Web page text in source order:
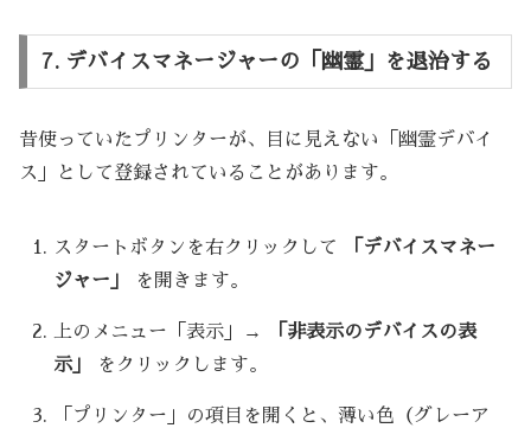
7. デバイスマネージャーの「幽霊」を退治する
昔使っていたプリンターが、目に見えない「幽霊デバイ
ス」として登録されていることがあります。
スタートボタンを右クリックして
「デバイスマネー
ジャー」
を開きます。
上のメニュー「表示」→
「非表示のデバイスの表
示」
をクリックします。
「プリンター」の項目を開くと、薄い色（グレーア